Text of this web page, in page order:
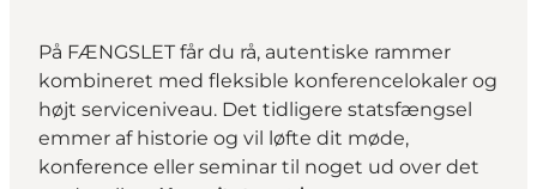
På FÆNGSLET får du rå, autentiske rammer
kombineret med fleksible konferencelokaler og
højt serviceniveau. Det tidligere statsfængsel
emmer af historie og vil løfte dit møde,
konference eller seminar til noget ud over det